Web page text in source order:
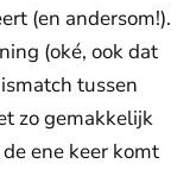
(en andersom!).
(oké, ook dat
tussen
zo gemakkelijk
ene keer komt